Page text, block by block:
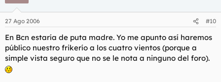
27 Ago 2006 #10
En Bcn estaría de puta madre. Yo me apunto así haremos
público nuestro frikerío a los cuatro vientos (porque a
simple vista seguro que no se le nota a ninguno del foro).